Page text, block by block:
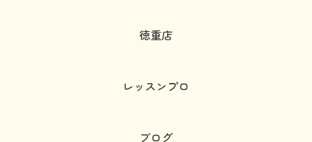
徳重店
レッスンプロ
ブログ